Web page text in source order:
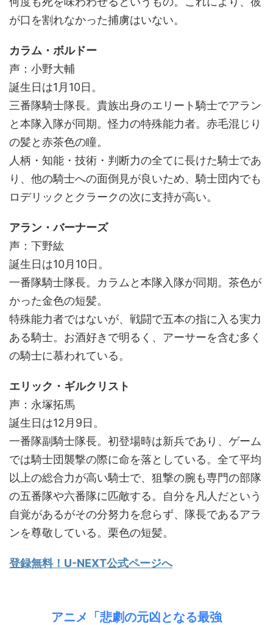
が口を割れなかった捕虜はいない。
カラム・ボルドー
声：小野大輔
誕生日は1月10日。
三番隊騎士隊長。貴族出身のエリート騎士でアラン
と本隊入隊が同期。怪力の特殊能力者。赤毛混じり
の髪と赤茶色の瞳。
人柄・知能・技術・判断力の全てに長けた騎士であ
り、他の騎士への面倒見が良いため、騎士団内でも
ロデリックとクラークの次に支持が高い。
アラン・バーナーズ
声：下野紘
誕生日は10月10日。
一番隊騎士隊長。カラムと本隊入隊が同期。茶色が
かった金色の短髪。
特殊能力者ではないが、戦闘で五本の指に入る実力
ある騎士。お酒好きで明るく、アーサーを含む多く
の騎士に慕われている。
エリック・ギルクリスト
声：永塚拓馬
誕生日は12月9日。
一番隊副騎士隊長。初登場時は新兵であり、ゲーム
では騎士団襲撃の際に命を落としている。全て平均
以上の総合力が高い騎士で、狙撃の腕も専門の部隊
の五番隊や六番隊に匹敵する。自分を凡人だという
自覚があるがその分努力を怠らず、隊長であるアラ
ンを尊敬している。栗色の短髪。
登録無料！U-NEXT公式ページへ
アニメ「悲劇の元凶となる最強